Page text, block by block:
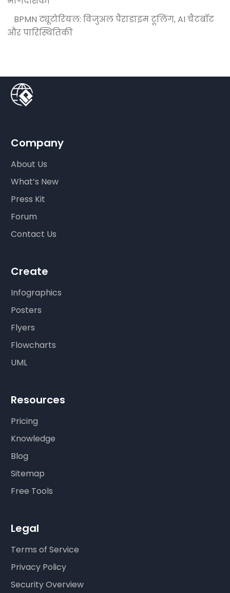
BPMN ट्यूटोरियल: विजुअल पैराडाइम टूलिंग, AI चैटबॉट
और पारिस्थितिकी
Company
About Us
What’s New
Press Kit
Forum
Contact Us
Create
Infographics
Posters
Flyers
Flowcharts
UML
Resources
Pricing
Knowledge
Blog
Sitemap
Free Tools
Legal
Terms of Service
Privacy Policy
Security Overview